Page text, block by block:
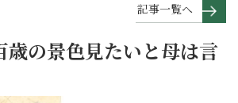
記事一覧へ
歳の景色見たいと母は言